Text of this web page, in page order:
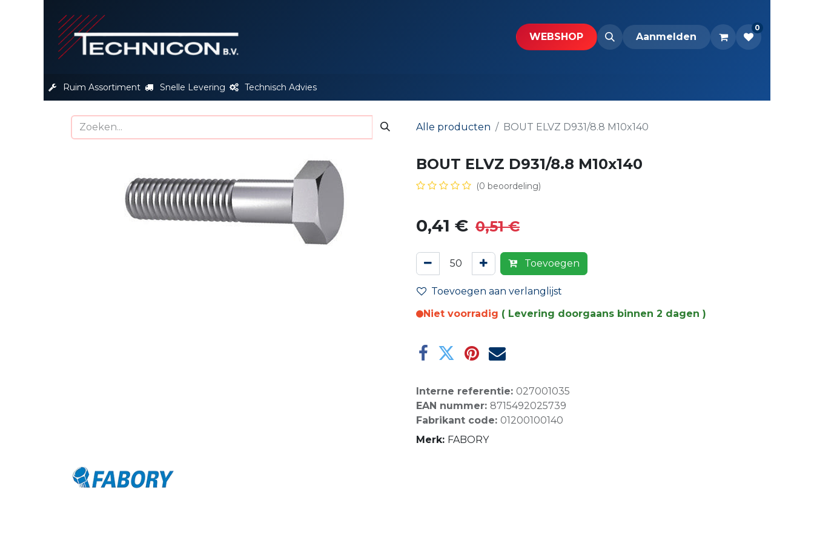
Contact Downloads
WEBS​H​​OP​​ Aanmelden
0
Ruim Assortiment Snelle Levering Technisch Advies
Alle producten BOUT ELVZ D931/8.8 M10x140
BOUT ELVZ D931/8.8 M10x140
(0 beoordeling)
0,41 € 0,51€
Toevoegen
Toevoegen aan verlanglijst
Niet voorradig ( Levering doorgaans binnen 2 dagen )
Interne referentie: 027001035
EAN nummer: 8715492025739
Fabrikant code: 01200100140
Merk: FABORY